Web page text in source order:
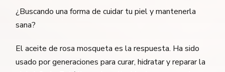
¿Buscando una forma de cuidar tu piel y mantenerla
sana?
El aceite de rosa mosqueta es la respuesta. Ha sido
usado por generaciones para curar, hidratar y reparar la